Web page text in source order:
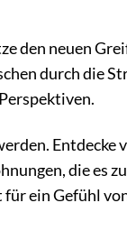
den neuen
durch die
Entdecke
die es
ein Gefühl